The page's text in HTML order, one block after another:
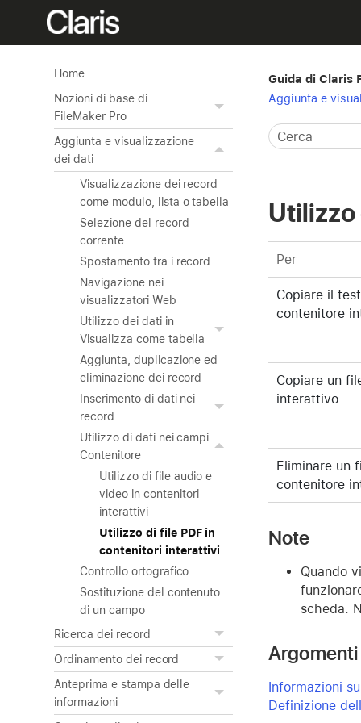
Home
Nozioni di base di
FileMaker Pro
Aggiunta e visualizzazione
dei dati
Visualizzazione dei record
come modulo, lista o tabella
Selezione del record
corrente
Spostamento tra i record
Navigazione nei
visualizzatori Web
Utilizzo dei dati in
Visualizza come tabella
Aggiunta, duplicazione ed
eliminazione dei record
Inserimento di dati nei
record
Utilizzo di dati nei campi
Contenitore
Utilizzo di file audio e
video in contenitori
interattivi
Utilizzo di file PDF in
contenitori interattivi
Controllo ortografico
Sostituzione del contenuto
di un campo
Ricerca dei record
Ordinamento dei record
Anteprima e stampa delle
informazioni
Guida di Claris
Aggiunta e
Per
Copiare il
contenitore
Copiare un
interattivo
Eliminare un
contenitore
Note
Quando
scheda.
Informazioni
Definizione